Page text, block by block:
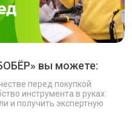
вы можете:
перед покупкой
инструмента в руках
и получить экспертную